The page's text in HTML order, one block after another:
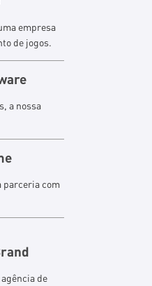
empresa
de jogos.
a nossa
parceria com
de